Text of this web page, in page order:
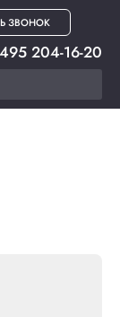
ЗВОНОК
204-16-20